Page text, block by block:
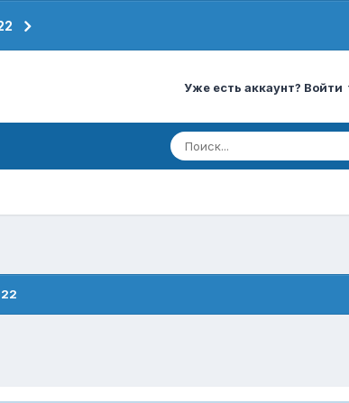
Уже есть аккаунт? Войти